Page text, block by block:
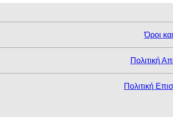
Όροι
Πολιτική
Πολιτική